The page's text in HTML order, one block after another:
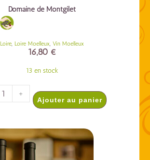
Domaine de Montgilet
Loire, Loire Moelleux, Vin Moelleux
16,80 €
13 en stock
+
Ajouter au panier